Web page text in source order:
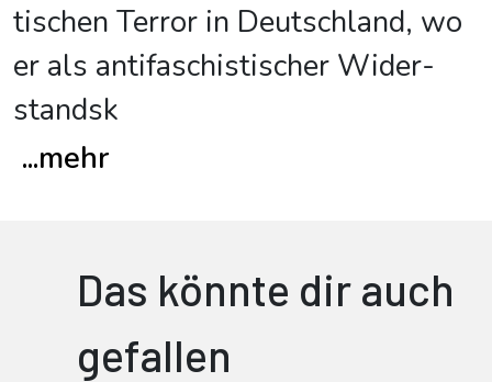
tischen Terror in Deutschland, wo
er als anti­fa­schis­ti­scher Wider­
stands­k
...mehr
Das könnte dir auch
gefallen